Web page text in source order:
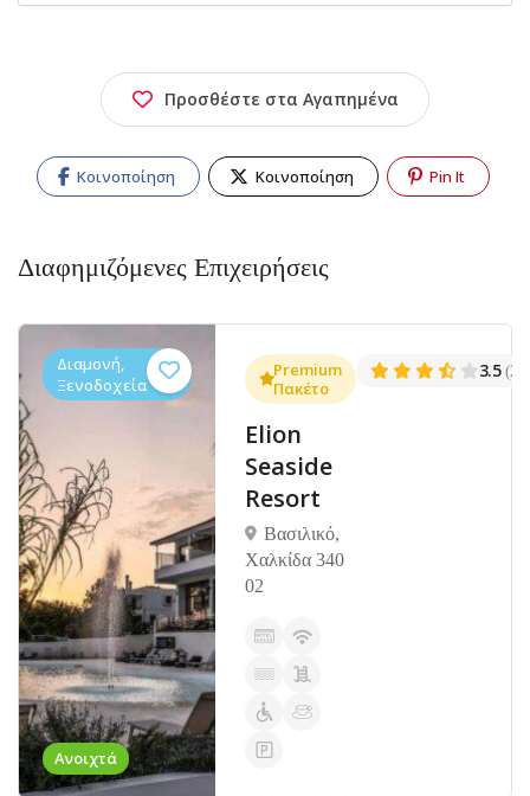
Προσθέστε στα Αγαπημένα
Κοινοποίηση Κοινοποίηση Pin It
Διαφημιζόμενες Επιχειρήσεις
(1427)
Ανοιχτά
Διαμονή,
Ξενοδοχεία
Premium
Πακέτο
Elion
Seaside
Resort
Βασιλικό,
Χαλκίδα 340
02
3.5